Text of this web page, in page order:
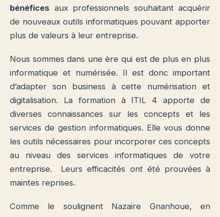
bénéfices aux professionnels souhaitant acquérir
de nouveaux outils informatiques pouvant apporter
plus de valeurs à leur entreprise.
Nous sommes dans une ère qui est de plus en plus
informatique et numérisée. Il est donc important
d’adapter son business à cette numérisation et
digitalisation. La formation à ITIL 4 apporte de
diverses connaissances sur les concepts et les
services de gestion informatiques. Elle vous donne
les outils nécessaires pour incorporer ces concepts
au niveau des services informatiques de votre
entreprise. Leurs efficacités ont été prouvées à
maintes reprises.
Comme le soulignent Nazaire Gnanhoue, en